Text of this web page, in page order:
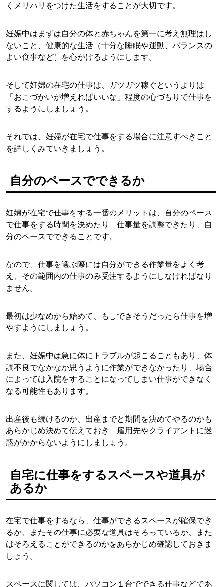
くメリハリをつけた生活をすることが大切です。
妊娠中はまずは自分の体と赤ちゃんを第一に考え無理はし
ないこと、健康的な生活（十分な睡眠や運動、バランスの
よい食事など）を心がけるようにします。
そして妊婦の在宅の仕事は、ガツガツ稼ぐというよりは
「おこづかいが増えればいいな」程度の心づもりで仕事を
するようにしましょう。
それでは、妊婦が在宅で仕事をする場合に注意すべきこと
を詳しくみていきましょう。
自分のペースでできるか
妊婦が在宅で仕事をする一番のメリットは、自分のペース
で仕事をする時間を決めたり、仕事量を調整できたり、自
分のペースでできることです。
なので、仕事を選ぶ際には自分ができる作業量をよく考
え、その範囲内の仕事のみ受注するようにしなければなり
ません。
最初は少なめから始めて、もしできそうだったら仕事を増
やすようにしましょう。
また、妊娠中は急に体にトラブルが起こることもあり、体
調不良でなかなか思うように作業ができなかったり、場合
によっては入院をすることになってしまい仕事ができなく
なる可能性もあります。
出産後も続けるのか、出産までと期間を決めてやるのかも
あらかじめ決めて伝えておき、雇用先やクライアントに迷
惑がかからないようにしましょう。
自宅に仕事をするスペースや道具が
あるか
在宅で仕事をするなら、仕事ができるスペースが確保でき
るか、またその仕事に必要な道具はそろっているか、また
はそろえることができるのかをあらかじめ確認しておきま
しょう。
スペースに関しては、パソコン１台でできる仕事などであ